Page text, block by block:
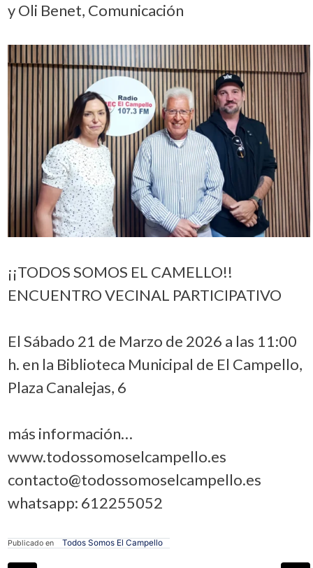
y Oli Benet, Comunicación
¡¡TODOS SOMOS EL CAMELLO!!
ENCUENTRO VECINAL PARTICIPATIVO
El Sábado 21 de Marzo de 2026 a las 11:00
h. en la Biblioteca Municipal de El Campello,
Plaza Canalejas, 6
más información…
www.todossomoselcampello.es
contacto@todossomoselcampello.es
whatsapp: 612255052
Publicado en Todos Somos El Campello